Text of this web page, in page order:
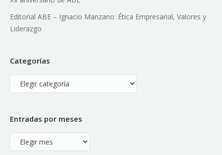
Editorial ABE – Ignacio Manzano: Ética Empresarial, Valores y
Liderazgo
Categorías
Categorías
Entradas por meses
Entradas
por